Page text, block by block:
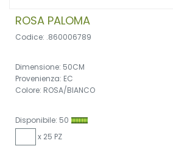
ROSA PALOMA
Codice: .860006789
Dimensione: 50CM
Provenienza: EC
Colore: ROSA/BIANCO
Disponibile: 50
x 25 PZ